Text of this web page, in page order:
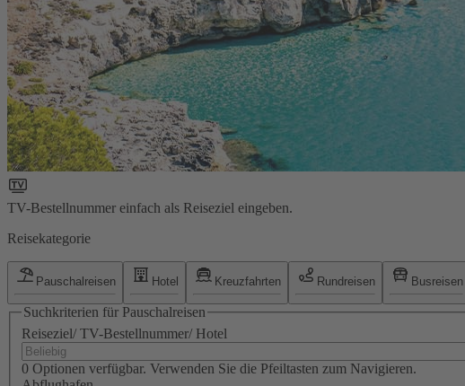
TV-Bestellnummer einfach als Reiseziel eingeben.
Reisekategorie
Pauschalreisen Hotel Kreuzfahrten Rundreisen Busreisen
Suchkriterien für Pauschalreisen
Reiseziel/ TV-Bestellnummer/ Hotel
0 Optionen verfügbar. Verwenden Sie die Pfeiltasten zum Navigieren.